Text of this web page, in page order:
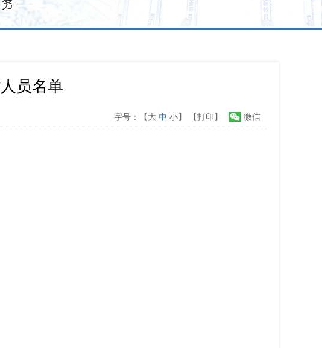
员名单
微信
字号：【大 中 小】 【打印】